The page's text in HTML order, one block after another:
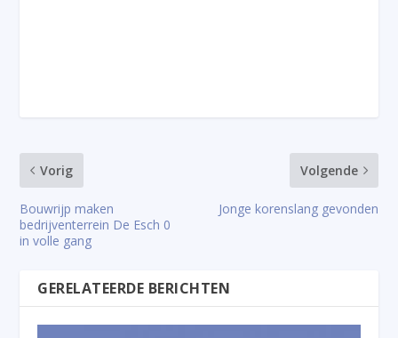
Vorig
Bouwrijp maken
bedrijventerrein De Esch 0
in volle gang
Volgende
Jonge korenslang gevonden
GERELATEERDE BERICHTEN